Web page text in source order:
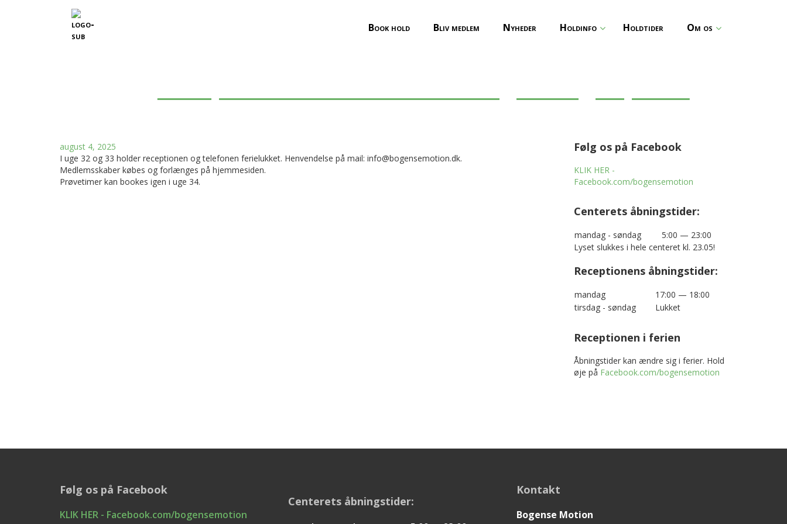
Book hold Bliv medlem Nyheder Holdinfo Holdtider Om os
august 4, 2025
I uge 32 og 33 holder receptionen og telefonen ferielukket. Henvendelse på mail: info@bogensemotion.dk.
Medlemsskaber købes og forlænges på hjemmesiden.
Prøvetimer kan bookes igen i uge 34.
Følg os på Facebook
KLIK HER -
Facebook.com/bogensemotion
Centerets åbningstider:
mandag - søndag
5:00 — 23:00
Lyset slukkes i hele centeret kl. 23.05!
Receptionens åbningstider:
mandag
17:00 — 18:00
tirsdag - søndag
Lukket
Receptionen i ferien
Åbningstider kan ændre sig i ferier. Hold
øje på Facebook.com/bogensemotion
Følg os på Facebook
KLIK HER - Facebook.com/bogensemotion
Centerets åbningstider:
Kontakt
Bogense Motion